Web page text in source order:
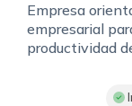
Empresa
empresarial
productividad